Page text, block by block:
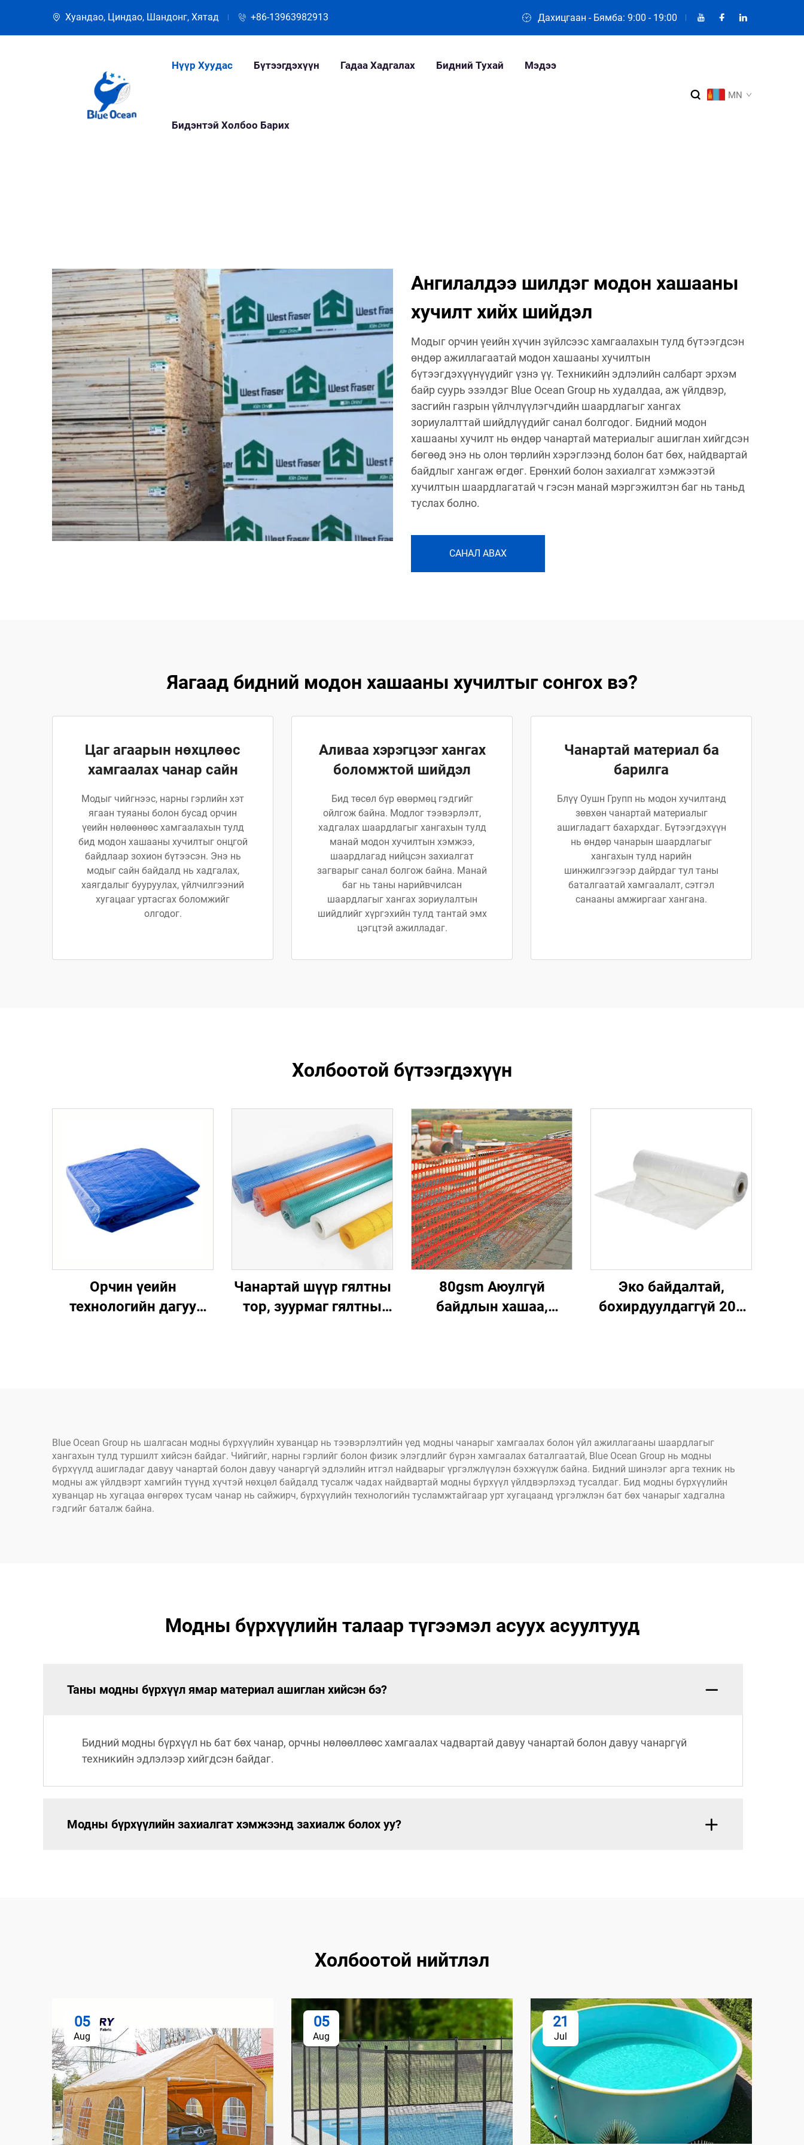
Хуандао, Циндао, Шандонг, Хятад +86-13963982913 Дахицгаан - Бямба: 9:00 - 19:00
Нүүр Хуудас Бүтээгдэхүүн Гадаа Хадгалах Бидний Тухай Мэдээ
Бидэнтэй Холбоо Барих
MN
Ангилалдээ шилдэг модон хашааны
хучилт хийх шийдэл
Модыг орчин үеийн хүчин зүйлсээс хамгаалахын тулд бүтээгдсэн
өндөр ажиллагаатай модон хашааны хучилтын
бүтээгдэхүүнүүдийг үзнэ үү. Техникийн эдлэлийн салбарт эрхэм
байр суурь эзэлдэг Blue Ocean Group нь худалдаа, аж үйлдвэр,
засгийн газрын үйлчлүүлэгчдийн шаардлагыг хангах
зориулалттай шийдлүүдийг санал болгодог. Бидний модон
хашааны хучилт нь өндөр чанартай материалыг ашиглан хийгдсэн
бөгөөд энэ нь олон төрлийн хэрэглээнд болон бат бөх, найдвартай
байдлыг хангаж өгдөг. Ерөнхий болон захиалгат хэмжээтэй
хучилтын шаардлагатай ч гэсэн манай мэргэжилтэн баг нь таньд
туслах болно.
САНАЛ АВАХ
Яагаад бидний модон хашааны хучилтыг сонгох вэ?
Цаг агаарын нөхцлөөс
хамгаалах чанар сайн
Модыг чийгнээс, нарны гэрлийн хэт
ягаан туяаны болон бусад орчин
үеийн нөлөөнөөс хамгаалахын тулд
бид модон хашааны хучилтыг онцгой
байдлаар зохион бүтээсэн. Энэ нь
модыг сайн байдалд нь хадгалах,
хаягдалыг бууруулах, үйлчилгээний
хугацааг уртасгах боломжийг
олгодог.
Аливаа хэрэгцээг хангах
боломжтой шийдэл
Бид төсөл бүр өвөрмөц гэдгийг
ойлгож байна. Модлог тээвэрлэлт,
хадгалах шаардлагыг хангахын тулд
манай модон хучилтын хэмжээ,
шаардлагад нийцсэн захиалгат
загварыг санал болгож байна. Манай
баг нь таны нарийвчилсан
шаардлагыг хангах зориулалтын
шийдлийг хүргэхийн тулд тантай эмх
цэгцтэй ажилладаг.
Чанартай материал ба
барилга
Блүү Оушн Групп нь модон хучилтанд
зөвхөн чанартай материалыг
ашигладагт бахархдаг. Бүтээгдэхүүн
нь өндөр чанарын шаардлагыг
хангахын тулд нарийн
шинжилгээгээр дайрдаг тул таны
баталгаатай хамгаалалт, сэтгэл
санааны амжиргааг хангана.
Холбоотой бүтээгдэхүүн
Орчин үеийн
технологийн дагуу
Чанартай шүүр гялтны
тор, зуурмаг гялтны
80gsm Аюулгүй
байдлын хашаа,
Эко байдалтай,
бохирдуулдаггүй 200
Blue Ocean Group нь шалгасан модны бүрхүүлийн хуванцар нь тээвэрлэлтийн үед модны чанарыг хамгаалах болон үйл ажиллагааны шаардлагыг
хангахын тулд туршилт хийсэн байдаг. Чийгийг, нарны гэрлийг болон физик элэгдлийг бүрэн хамгаалах баталгаатай, Blue Ocean Group нь модны
бүрхүүлд ашигладаг давуу чанартай болон давуу чанаргүй эдлэлийн итгэл найдварыг үргэлжлүүлэн бэхжүүлж байна. Бидний шинэлэг арга техник нь
модны аж үйлдвэрт хамгийн түүнд хүчтэй нөхцөл байдалд тусалж чадах найдвартай модны бүрхүүл үйлдвэрлэхэд тусалдаг. Бид модны бүрхүүлийн
хуванцар нь хугацаа өнгөрөх тусам чанар нь сайжирч, бүрхүүлийн технологийн тусламжтайгаар урт хугацаанд үргэлжлэн бат бөх чанарыг хадгална
гэдгийг баталж байна.
Модны бүрхүүлийн талаар түгээмэл асуух асуултууд
Таны модны бүрхүүл ямар материал ашиглан хийсэн бэ?
Бидний модны бүрхүүл нь бат бөх чанар, орчны нөлөөллөөс хамгаалах чадвартай давуу чанартай болон давуу чанаргүй
техникийн эдлэлээр хийгдсэн байдаг.
Модны бүрхүүлийн захиалгат хэмжээнд захиалж болох уу?
Холбоотой нийтлэл
05
Aug
05
Aug
21
Jul